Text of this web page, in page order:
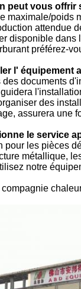
peut vous offrir
maximale/poids
attendue
disponible dans
préférez-
l' équipement
des documents
des
assurera une
le service
pour les pièces
métallique,
notre